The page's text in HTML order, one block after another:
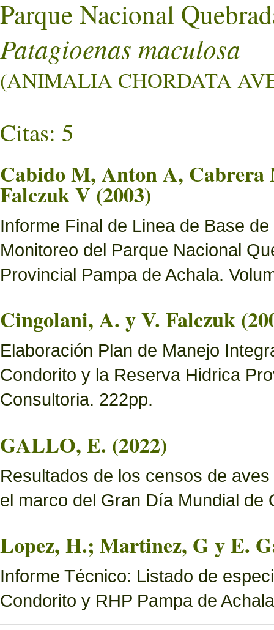
Parque Nacional
Patagioenas maculosa
(ANIMALIA CHORDATA
Citas: 5
Cabido M, Anton A,
Falczuk V (2003)
Informe Final de Linea de Base
Monitoreo del Parque Nacional
Provincial Pampa de Achala.
Cingolani, A. y V. Falczuk
Elaboración Plan de Manejo
Condorito y la Reserva Hidrica
Consultoria. 222pp.
GALLO, E. (2022)
Resultados de los censos de
el marco del Gran Día Mundial de
Lopez, H.; Martinez, G y E.
Informe Técnico: Listado de
Condorito y RHP Pampa de Achala